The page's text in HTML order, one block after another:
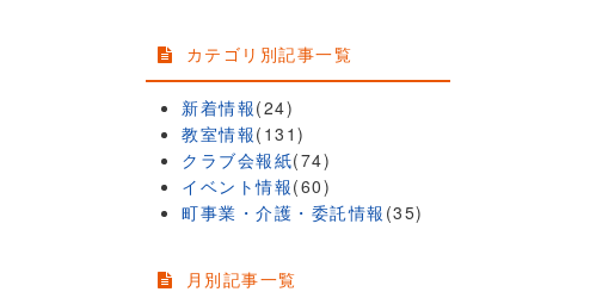
カテゴリ別記事一覧
新着情報(24)
教室情報(131)
クラブ会報紙(74)
イベント情報(60)
町事業・介護・委託情報 (35)
月別記事一覧